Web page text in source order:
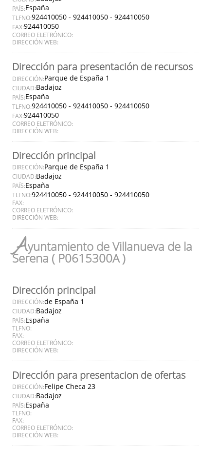
PAÍS:España
TLFNO:924410050 - 924410050 - 924410050
FAX:924410050
CORREO ELETRÓNICO:
DIRECCIÓN WEB:
Dirección para presentación de recursos
DIRECCIÓN:Parque de España 1
CIUDAD:Badajoz
PAÍS:España
TLFNO:924410050 - 924410050 - 924410050
FAX:924410050
CORREO ELETRÓNICO:
DIRECCIÓN WEB:
Dirección principal
DIRECCIÓN:Parque de España 1
CIUDAD:Badajoz
PAÍS:España
TLFNO:924410050 - 924410050 - 924410050
FAX:
CORREO ELETRÓNICO:
DIRECCIÓN WEB:
Ayuntamiento de Villanueva de la
Serena ( P0615300A )
Dirección principal
DIRECCIÓN:de España 1
CIUDAD:Badajoz
PAÍS:España
TLFNO:
FAX:
CORREO ELETRÓNICO:
DIRECCIÓN WEB:
Dirección para presentacion de ofertas
DIRECCIÓN:Felipe Checa 23
CIUDAD:Badajoz
PAÍS:España
TLFNO:
FAX:
CORREO ELETRÓNICO:
DIRECCIÓN WEB: